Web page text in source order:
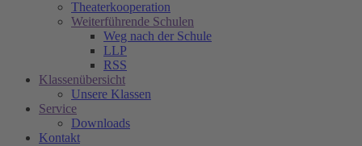
Theaterkooperation
Weiterführende Schulen
Weg nach der Schule
LLP
RSS
Klassenübersicht
Unsere Klassen
Service
Downloads
Kontakt